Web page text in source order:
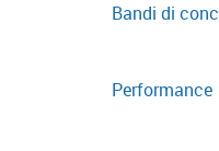
Bandi di
Performance